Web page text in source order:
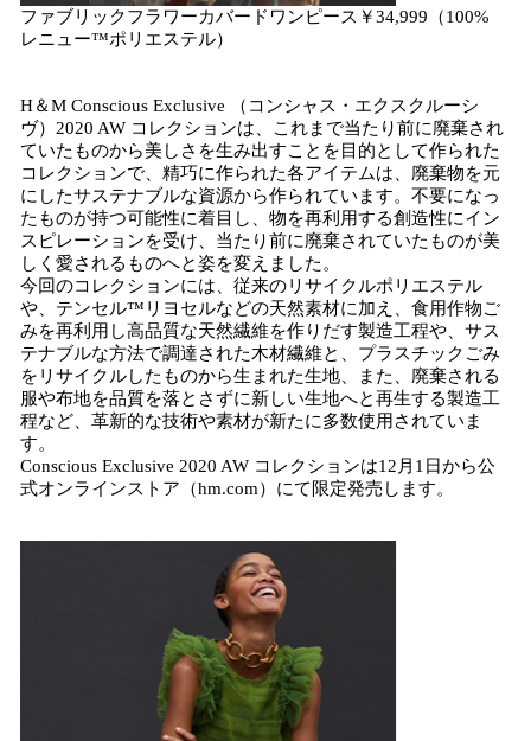
ファブリックフラワーカバードワンピース￥34,999（100%
レニュー™ポリエステル）
H＆M Conscious Exclusive （コンシャス・エクスクルーシ
ヴ）2020 AW コレクションは、これまで当たり前に廃棄され
ていたものから美しさを生み出すことを目的として作られた
コレクションで、精巧に作られた各アイテムは、廃棄物を元
にしたサステナブルな資源から作られています。不要になっ
たものが持つ可能性に着目し、物を再利用する創造性にイン
スピレーションを受け、当たり前に廃棄されていたものが美
しく愛されるものへと姿を変えました。
今回のコレクションには、従来のリサイクルポリエステル
や、テンセル™リヨセルなどの天然素材に加え、食用作物ご
みを再利用し高品質な天然繊維を作りだす製造工程や、サス
テナブルな方法で調達された木材繊維と、プラスチックごみ
をリサイクルしたものから生まれた生地、また、廃棄される
服や布地を品質を落とさずに新しい生地へと再生する製造工
程など、革新的な技術や素材が新たに多数使用されていま
す。
Conscious Exclusive 2020 AW コレクションは12月1日から公
式オンラインストア（hm.com）にて限定発売します。